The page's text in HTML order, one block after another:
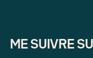
ME SUIVRE